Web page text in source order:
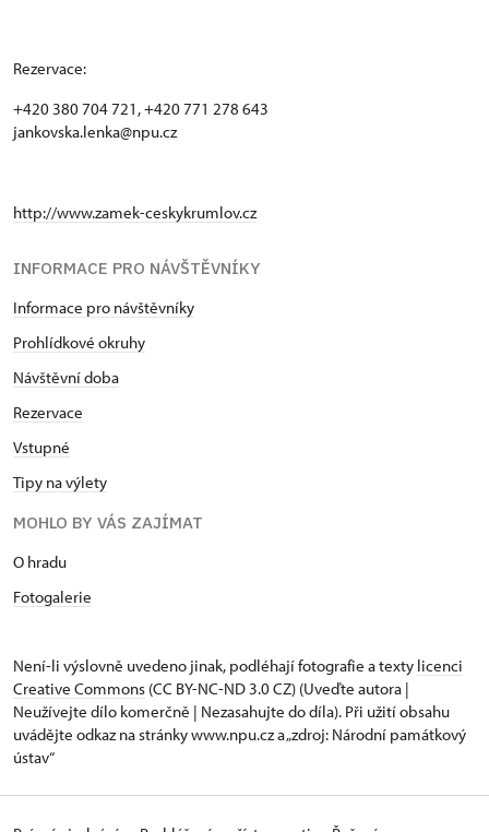
Rezervace:
+420 380 704 721, +420 771 278 643
jankovska.lenka@npu.cz
http://www.zamek-ceskykrumlov.cz
INFORMACE PRO NÁVŠTĚVNÍKY
Informace pro návštěvníky
Prohlídkové okruhy
Návštěvní doba
Rezervace
Vstupné
Tipy na výlety
MOHLO BY VÁS ZAJÍMAT
O hradu
Fotogalerie
Není-li výslovně uvedeno jinak, podléhají fotografie a texty licenci
Creative Commons (CC BY-NC-ND 3.0 CZ) (Uveďte autora |
Neužívejte dílo komerčně | Nezasahujte do díla). Při užití obsahu
uvádějte odkaz na stránky www.npu.cz a „zdroj: Národní památkový
ústav“